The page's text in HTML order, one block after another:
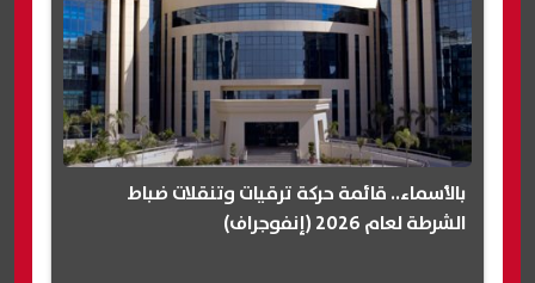
بالأسماء.. قائمة حركة ترقيات وتنقلات ضباط
الشرطة لعام 2026 (إنفوجراف)